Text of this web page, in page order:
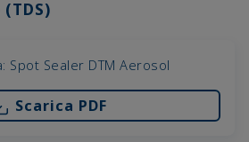
Spot Sealer DTM Aerosol
Scarica PDF